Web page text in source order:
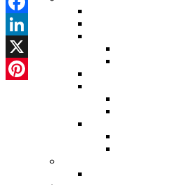
Facebook
LinkedIn
X